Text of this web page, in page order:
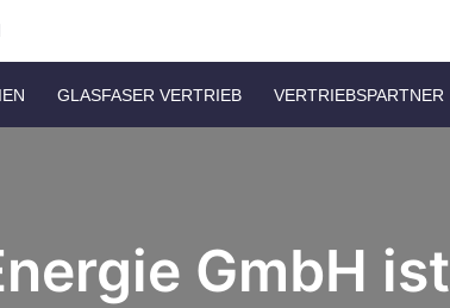
GLASFASER VERTRIEB VERTRIEBSPARTNER
GmbH ist